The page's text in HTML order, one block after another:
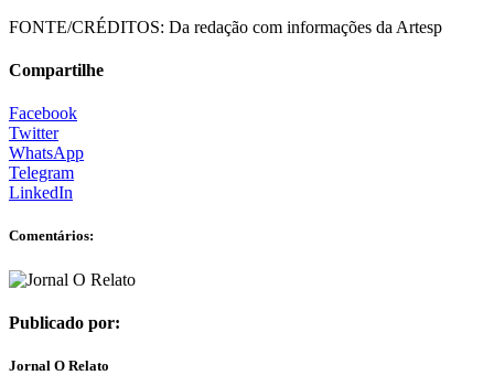
FONTE/CRÉDITOS: Da redação com informações da Artesp
Compartilhe
Facebook
Twitter
WhatsApp
Telegram
LinkedIn
Comentários:
Publicado por:
Jornal O Relato